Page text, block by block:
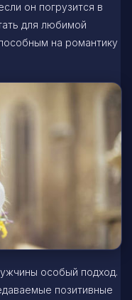
он погрузится в
для любимой
на романтику
особый подход.
позитивные